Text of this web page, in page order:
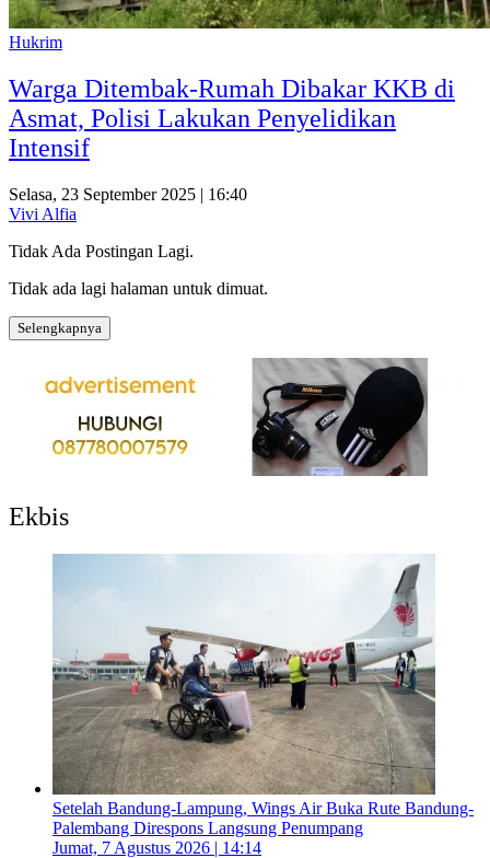
Hukrim
Warga Ditembak-Rumah Dibakar KKB di
Asmat, Polisi Lakukan Penyelidikan
Intensif
Selasa, 23 September 2025 | 16:40
Vivi Alfia
Tidak Ada Postingan Lagi.
Tidak ada lagi halaman untuk dimuat.
Selengkapnya
Ekbis
Setelah Bandung-Lampung, Wings Air Buka Rute Bandung-
Palembang Direspons Langsung Penumpang
Jumat, 7 Agustus 2026 | 14:14